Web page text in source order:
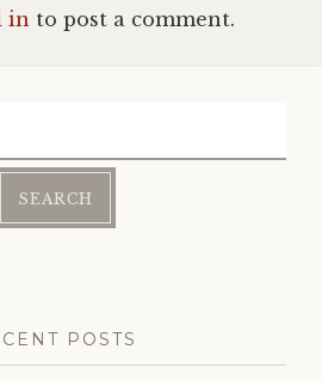
in to post a comment.
POSTS